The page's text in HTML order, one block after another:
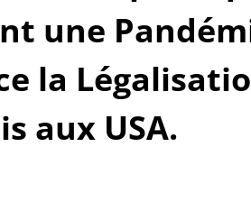
une
la
aux USA.